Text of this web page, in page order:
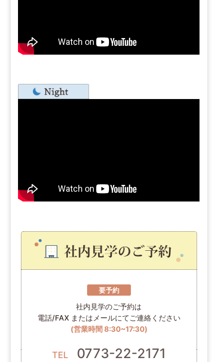
要予約
社内見学のご予約は
電話/FAX またはメールにてご連絡ください
(営業時間 8:30~17:30)
TEL 0773-22-2171